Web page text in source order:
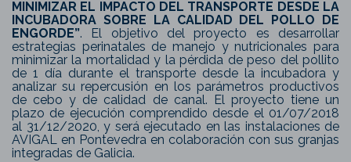
MINIMIZAR EL IMPACTO DEL TRANSPORTE DESDE LA
INCUBADORA SOBRE LA CALIDAD DEL POLLO DE
ENGORDE”. El objetivo del proyecto es desarrollar
estrategias perinatales de manejo y nutricionales para
minimizar la mortalidad y la pérdida de peso del pollito
de 1 día durante el transporte desde la incubadora y
analizar su repercusión en los parámetros productivos
de cebo y de calidad de canal. El proyecto tiene un
plazo de ejecución comprendido desde el 01/07/2018
al 31/12/2020, y será ejecutado en las instalaciones de
AVIGAL en Pontevedra en colaboración con sus granjas
integradas de Galicia.